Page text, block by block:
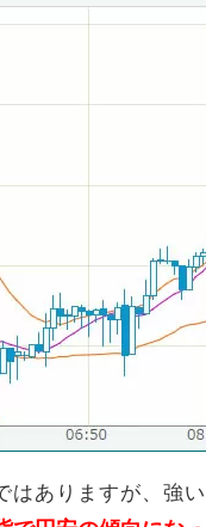
はありますが、強